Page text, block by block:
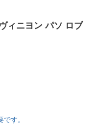
ィニヨン パソ ロブ
す。